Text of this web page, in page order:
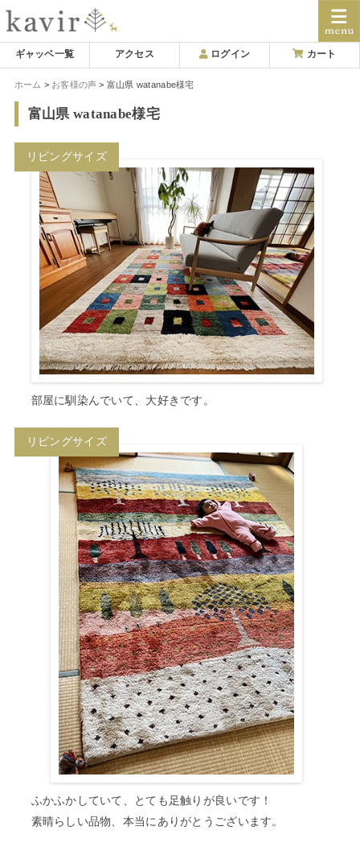
Skip
to
ギャッベ一覧 アクセス ログイン カート
ホーム お客様の声 富山県 watanabe様宅
富山県 watanabe様宅
リビングサイズ
部屋に馴染んでいて、大好きです。
リビングサイズ
ふかふかしていて、とても足触りが良いです！
素晴らしい品物、本当にありがとうございます。